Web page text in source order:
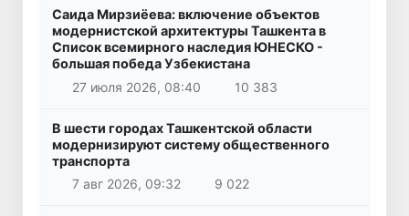
Саида Мирзиёева: включение объектов
модернистской архитектуры Ташкента в
Список всемирного наследия ЮНЕСКО -
большая победа Узбекистана
27 июля 2026, 08:40
10 383
В шести городах Ташкентской области
модернизируют систему общественного
транспорта
7 авг 2026, 09:32
9 022